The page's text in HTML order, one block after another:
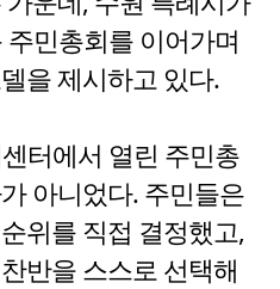
민총회를 이어가며
을 제시하고 있다.
터에서 열린 주민총
아니었다. 주민들은
위를 직접 결정했고,
반을 스스로 선택해